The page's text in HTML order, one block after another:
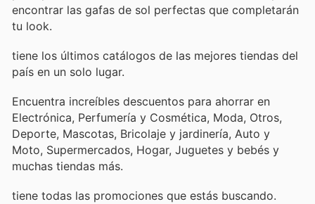
encontrar las gafas de sol perfectas que completarán
tu look.
tiene los últimos catálogos de las mejores tiendas del
país en un solo lugar.
Encuentra increíbles descuentos para ahorrar en
Electrónica, Perfumería y Cosmética, Moda, Otros,
Deporte, Mascotas, Bricolaje y jardinería, Auto y
Moto, Supermercados, Hogar, Juguetes y bebés y
muchas tiendas más.
tiene todas las promociones que estás buscando.